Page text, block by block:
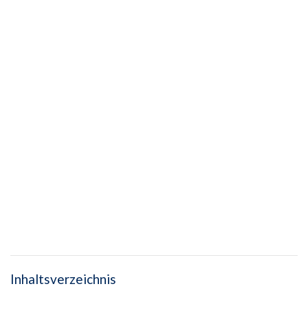
Inhaltsverzeichnis